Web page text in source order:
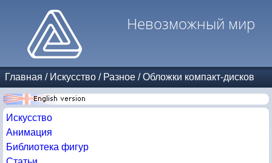
Невозможный мир
Главная / Искусство / Разное /Обложки компакт-дисков
Искусство
Анимация
Библиотека фигур